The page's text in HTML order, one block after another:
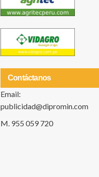
Contáctanos
Email:
publicidad@dipromin.com
M. 955 059 720